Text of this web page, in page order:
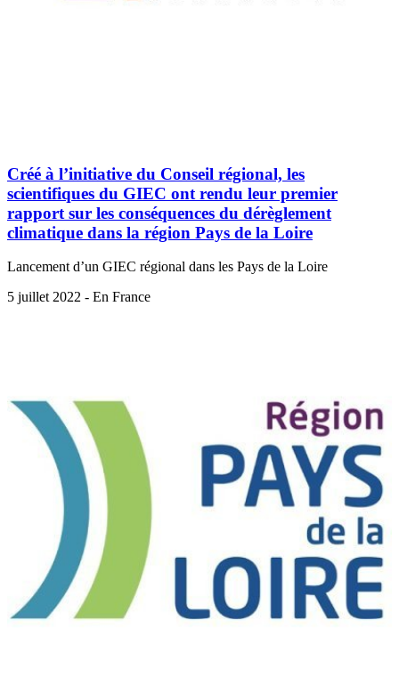
Créé à l’initiative du Conseil régional, les
scientifiques du GIEC ont rendu leur premier
rapport sur les conséquences du dérèglement
climatique dans la région Pays de la Loire
Lancement d’un GIEC régional dans les Pays de la Loire
5 juillet 2022 - En France